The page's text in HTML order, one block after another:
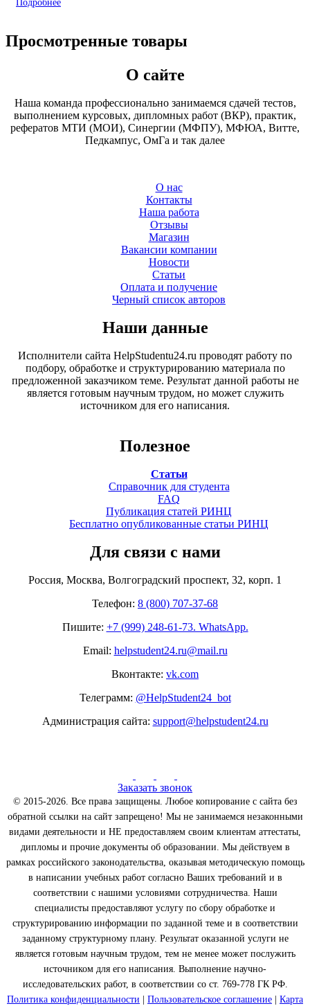
Просмотренные товары
О сайте
Наша команда профессионально занимаемся сдачей тестов,
выполнением курсовых, дипломных работ (ВКР), практик,
рефератов МТИ (МОИ), Синергии (МФПУ), МФЮА, Витте,
Педкампус, ОмГа и так далее
О нас
Контакты
Наша работа
Отзывы
Магазин
Вакансии компании
Новости
Статьи
Оплата и получение
Черный список авторов
Наши данные
Исполнители сайта HelpStudentu24.ru проводят работу по
подбору, обработке и структурированию материала по
предложенной заказчиком теме. Результат данной работы не
является готовым научным трудом, но может служить
источником для его написания.
Полезное
Статьи
Справочник для студента
FAQ
Публикация статей РИНЦ
Бесплатно опубликованные статьи РИНЦ
Для связи с нами
Россия, Москва, Волгоградский проспект, 32, корп. 1
Телефон: 8 (800) 707-37-68
Пишите: +7 (999) 248-61-73. WhatsApp.
Email: helpstudent24.ru@mail.ru
Вконтакте: vk.com
Телеграмм: @HelpStudent24_bot
Администрация сайта: support@helpstudent24.ru
Заказать звонок
© 2015-2026. Все права защищены. Любое копирование с сайта без
обратной ссылки на сайт запрещено! Мы не занимаемся незаконными
видами деятельности и НЕ предоставляем своим клиентам аттестаты,
дипломы и прочие документы об образовании. Мы действуем в
рамках российского законодательства, оказывая методическую помощь
в написании учебных работ согласно Ваших требований и в
соответствии с нашими условиями сотрудничества. Наши
специалисты предоставляют услугу по сбору обработке и
структурированию информации по заданной теме и в соответствии
заданному структурному плану. Результат оказанной услуги не
является готовым научным трудом, тем не менее может послужить
источником для его написания. Выполнение научно-
исследовательских работ, в соответствии со ст. 769-778 ГК РФ.
Политика конфиденциальности
Пользовательское соглашение
Карта